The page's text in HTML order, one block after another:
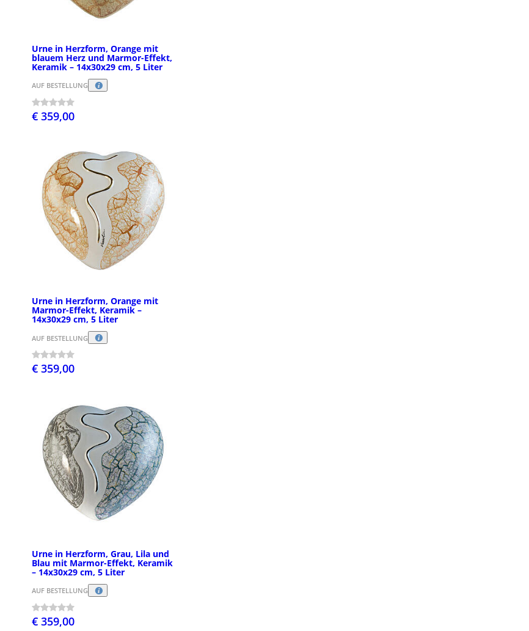
Urne in Herzform, Orange mit
blauem Herz und Marmor-Effekt,
Keramik – 14x30x29 cm, 5 Liter
AUF BESTELLUNG
€ 359,00
Urne in Herzform, Orange mit
Marmor-Effekt, Keramik –
14x30x29 cm, 5 Liter
AUF BESTELLUNG
€ 359,00
Urne in Herzform, Grau, Lila und
Blau mit Marmor-Effekt, Keramik
– 14x30x29 cm, 5 Liter
AUF BESTELLUNG
€ 359,00